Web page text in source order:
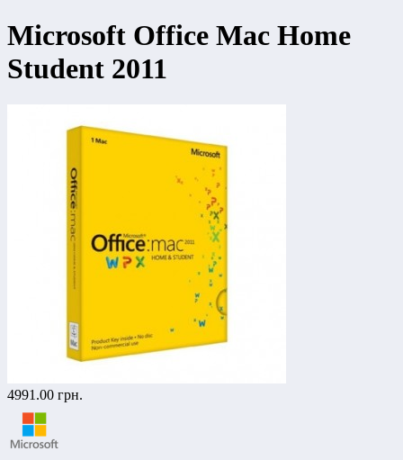
Microsoft Office Mac Home
Student 2011
4991.00 грн.